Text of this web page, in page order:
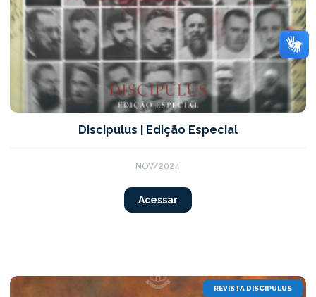
Discipulus | Edição Especial
NOV/2024
Acessar
REVISTA DISCIPULUS